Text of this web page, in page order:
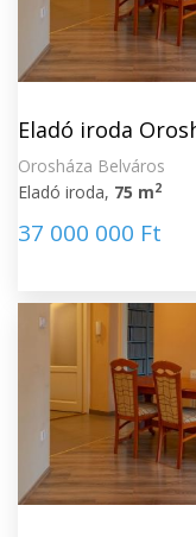
Eladó iroda
Orosháza Belváros
Eladó iroda, 75 m2
37 000 000 Ft